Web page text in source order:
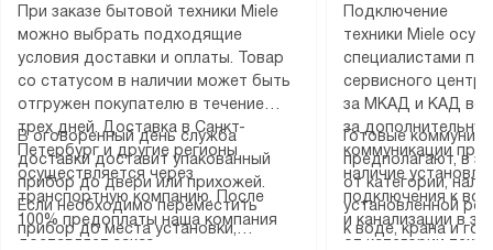
При заказе бытовой техники Miele
можно выбрать подходящие
условия доставки и оплаты. Товар
со статусом в наличии может быть
отгружен покупателю в течение
трех дней. Доставка в Санкт-
Петербург и другие регионы
осуществляется через
транспортную компанию. После
100% предоплаты наша компания
доставляет заказ
В оговоренный день служба
доставки доставит упакованный
прибор до двери или прихожей.
Если необходимо переместить
прибор до места установки,
Подключение
техники Miele
специалистами
сервисного
за МКАД и КАД
за
коммуникации
наличие
подключения к
и канализации в
от категории
Готовые
предполагают, в
от категории,
установленной
к воде, крана и